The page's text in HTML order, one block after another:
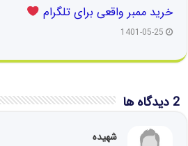
خرید ممبر واقعی برای تلگرام
1401-05-25
2 دیدگاه ها
شهیده